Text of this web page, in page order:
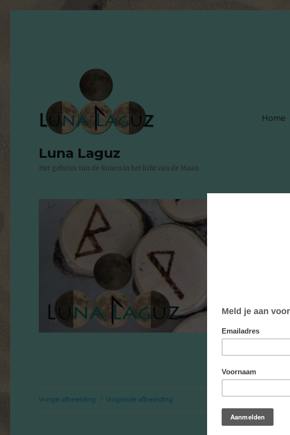
Luna Laguz
Het geheim van de Runen in het licht van de Maan
Home
Vorige afbeelding Volgende afbeelding